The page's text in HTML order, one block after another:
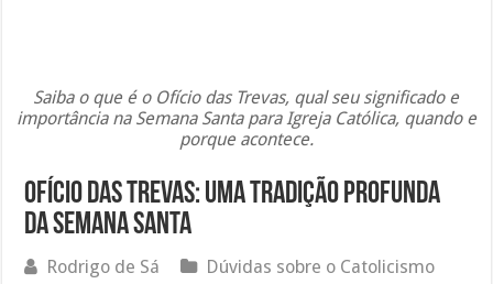
Saiba o que é o Ofício das Trevas, qual seu significado e
importância na Semana Santa para Igreja Católica, quando e
porque acontece.
Ofício das Trevas: Uma tradição profunda
da Semana Santa
Rodrigo de Sá
Dúvidas sobre o Catolicismo